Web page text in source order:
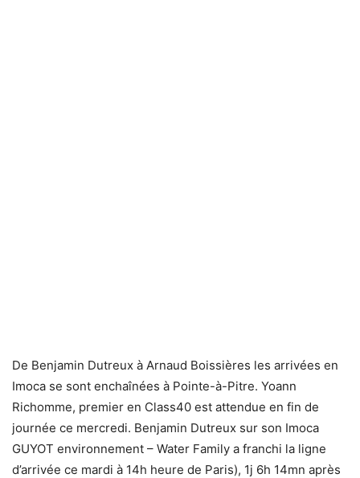
De Benjamin Dutreux à Arnaud Boissières les arrivées en
Imoca se sont enchaînées à Pointe-à-Pitre. Yoann
Richomme, premier en Class40 est attendue en fin de
journée ce mercredi. Benjamin Dutreux sur son Imoca
GUYOT environnement – Water Family a franchi la ligne
d’arrivée ce mardi à 14h heure de Paris), 1j 6h 14mn après